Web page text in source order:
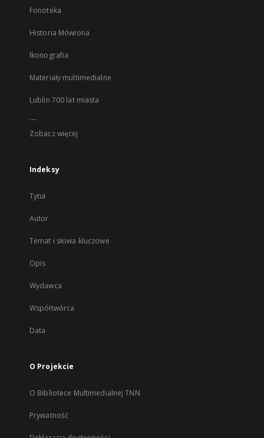
Fonoteka
Historia Mówiona
Ikonografia
Materiały multimedialne
Lublin 700 lat miasta
...
Zobacz więcej
Indeksy
Tytuł
Autor
Temat i słowa kluczowe
Opis
Wydawca
Współtwórca
Data
O Projekcie
O Bibliotece Multimedialnej TNN
Prywatność